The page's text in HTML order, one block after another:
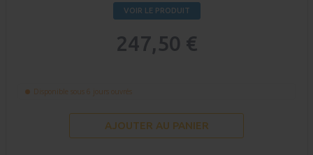
VOIR LE PRODUIT
247,50 €
Disponible sous 6 jours ouvrés
AJOUTER AU PANIER